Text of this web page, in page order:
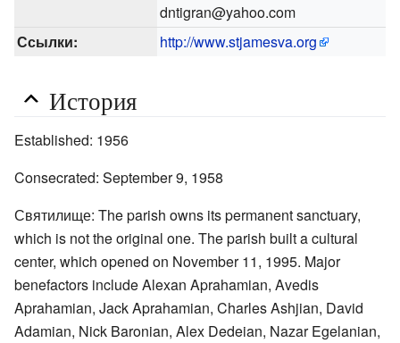
dntigran@yahoo.com
Ссылки:
http://www.stjamesva.org
История
Established: 1956
Consecrated: September 9, 1958
Святилище: The parish owns its permanent sanctuary,
which is not the original one. The parish built a cultural
center, which opened on November 11, 1995. Major
benefactors include Alexan Aprahamian, Avedis
Aprahamian, Jack Aprahamian, Charles Ashjian, David
Adamian, Nick Baronian, Alex Dedeian, Nazar Egelanian,